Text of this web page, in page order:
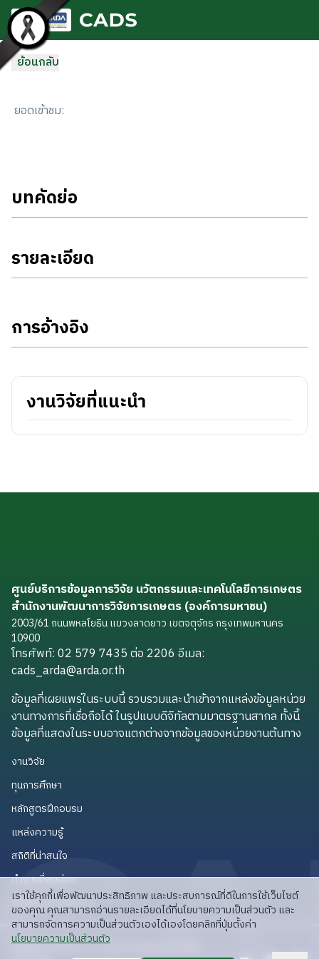
ข้ามไปยังเนื้อหาหลัก
ย้อนกลับ
ยอดเข้าชม:
บทคัดย่อ
รายละเอียด
การอ้างอิง
งานวิจัยที่แนะนำ
ศูนย์บริการข้อมูลการวิจัย นวัตกรรมและเทคโนโลยีการเกษตร
สำนักงานพัฒนาการวิจัยการเกษตร (องค์การมหาชน)
2003/61 ถนนพหลโยธิน แขวงลาดยาว เขตจตุจักร กรุงเทพมหานคร
10900
โทรศัพท์: 02 579 7435 ต่อ 2206 อีเมล:
cads_arda@arda.or.th
ข้อมูลที่เผยแพร่ในระบบนี้ รวบรวมและนำเข้าจากแหล่งข้อมูลหน่วย
งานทางการที่เชื่อถือได้ ในรูปแบบดิจิทัลตามมาตรฐานสากล ทั้งนี้
ข้อมูลที่แสดงในระบบอาจแตกต่างจากข้อมูลของหน่วยงานต้นทาง
งานวิจัย
ทุนการศึกษา
หลักสูตรฝึกอบรม
แหล่งความรู้แหล่งความรู้
สถิติที่น่าสนใจ
คำถามที่พบบ่อยคำถามที่พบบ่อย
API สำหรับนักพัฒนาAPI สำหรับนักพัฒนา
ลิขสิทธิ์ © 2025 สวก: สำนักงานพัฒนาการวิจัย
เราใช้คุกกี้เพื่อพัฒนาประสิทธิภาพ และประสบการณ์ที่ดีในการใช้เว็บไซต์
ของคุณ คุณสามารถอ่านรายละเอียดได้ที่นโยบายความเป็นส่วนตัว และ
สามารถจัดการความเป็นส่วนตัวเองได้เองโดยคลิกที่ปุ่มตั้งค่า
read privacy policy
นโยบายความเป็นส่วนตัว